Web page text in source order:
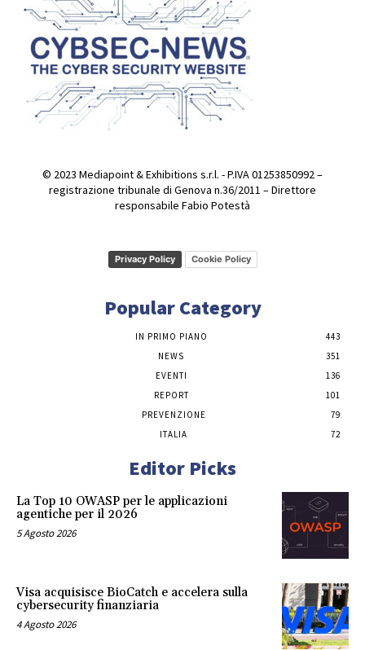
© 2023 Mediapoint & Exhibitions s.r.l. - P.IVA 01253850992 –
registrazione tribunale di Genova n.36/2011 – Direttore
responsabile Fabio Potestà
Privacy Policy Cookie Policy
Popular Category
IN PRIMO PIANO
443
NEWS
351
EVENTI
136
REPORT
101
PREVENZIONE
79
ITALIA
72
Editor Picks
La Top 10 OWASP per le applicazioni
agentiche per il 2026
5 Agosto 2026
Visa acquisisce BioCatch e accelera sulla
cybersecurity finanziaria
4 Agosto 2026